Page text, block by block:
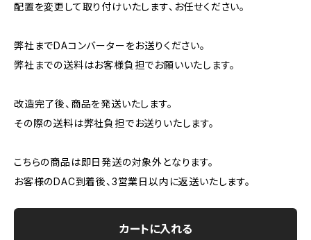
配置を変更して取り付けいたします、お任せください。
弊社までDAコンバーターをお送りください。
弊社までの送料はお客様負担でお願いいたします。
改造完了後、商品を発送いたします。
その際の送料は弊社負担でお送りいたします。
こちらの商品は即日発送の対象外となります。
お客様のDAC到着後、3営業日以内に返送いたします。
カートに入れる